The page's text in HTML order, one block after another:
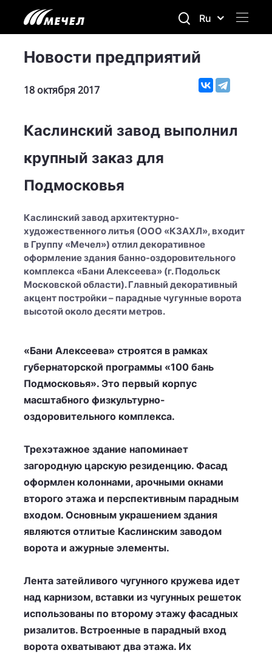
Ru
Новости предприятий
18 октября 2017
Каслинский завод выполнил
крупный заказ для
Подмосковья
Каслинский завод архитектурно-
художественного литья (ООО «КЗАХЛ», входит
в Группу «Мечел») отлил декоративное
оформление здания банно-оздоровительного
комплекса «Бани Алексеева» (г. Подольск
Московской области). Главный декоративный
акцент постройки – парадные чугунные ворота
высотой около десяти метров.
«Бани Алексеева» строятся в рамках
губернаторской программы «100 бань
Подмосковья». Это первый корпус
масштабного физкультурно-
оздоровительного комплекса.
Трехэтажное здание напоминает
загородную царскую резиденцию. Фасад
оформлен колоннами, арочными окнами
второго этажа и перспективным парадным
входом. Основным украшением здания
являются отлитые Каслинским заводом
ворота и ажурные элементы.
Лента затейливого чугунного кружева идет
над карнизом, вставки из чугунных решеток
использованы по второму этажу фасадных
ризалитов. Встроенные в парадный вход
ворота охватывают два этажа. Их